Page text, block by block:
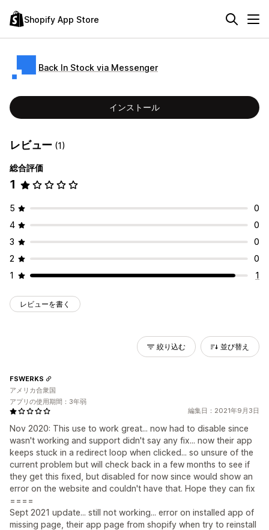
Shopify App Store
Back In Stock via Messenger
インストール
レビュー (1)
総合評価
1
5
0
4
0
3
0
2
0
1
1
レビューを書く
絞り込む 並び替え
編集日：2021年9月3日
Nov 2020: This use to work great... now had to disable since
wasn't working and support didn't say any fix... now their app
keeps stuck in a redirect loop when clicked... so unsure of the
current problem but will check back in a few months to see if
they get this fixed, but disabled for now since would show an
error on the website and couldn't have that. Hope they can fix
====
Sept 2021 update... still not working... error on installed app of
missing page, their app page from shopify when try to reinstall
FSWERKS
アメリカ合衆国
アプリの使用期間：3年弱